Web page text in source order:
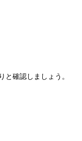
と確認しましょう。